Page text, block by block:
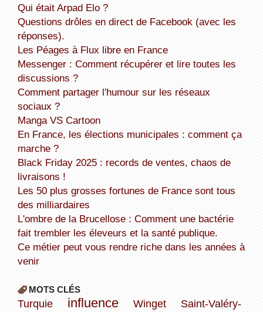
Qui était Arpad Elo ?
Questions drôles en direct de Facebook (avec les
réponses).
Les Péages à Flux libre en France
Messenger : Comment récupérer et lire toutes les
discussions ?
Comment partager l'humour sur les réseaux
sociaux ?
Manga VS Cartoon
En France, les élections municipales : comment ça
marche ?
Black Friday 2025 : records de ventes, chaos de
livraisons !
Les 50 plus grosses fortunes de France sont tous
des milliardaires
L'ombre de la Brucellose : Comment une bactérie
fait trembler les éleveurs et la santé publique.
Ce métier peut vous rendre riche dans les années à
venir
MOTS CLÉS
Turquie influence Winget
Saint-Valéry-